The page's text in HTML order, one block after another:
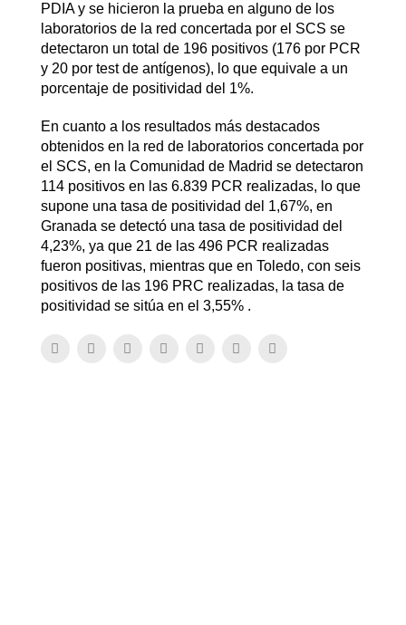
PDIA y se hicieron la prueba en alguno de los
laboratorios de la red concertada por el SCS se
detectaron un total de 196 positivos (176 por PCR
y 20 por test de antígenos), lo que equivale a un
porcentaje de positividad del 1%.
En cuanto a los resultados más destacados
obtenidos en la red de laboratorios concertada por
el SCS, en la Comunidad de Madrid se detectaron
114 positivos en las 6.839 PCR realizadas, lo que
supone una tasa de positividad del 1,67%, en
Granada se detectó una tasa de positividad del
4,23%, ya que 21 de las 496 PCR realizadas
fueron positivas, mientras que en Toledo, con seis
positivos de las 196 PRC realizadas, la tasa de
positividad se sitúa en el 3,55% .